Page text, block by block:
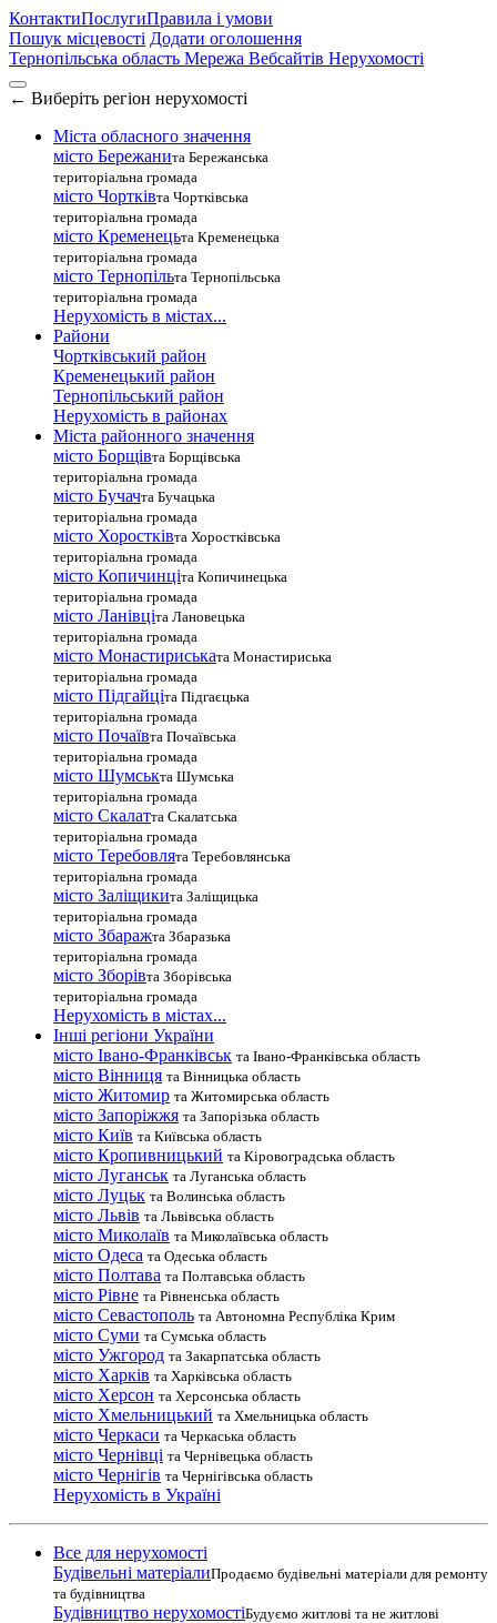
КонтактиПослугиПравила і умови
Пошук місцевості Додати оголошення
Тернопільська область Мережа Вебсайтів Нерухомості
← Виберіть регіон нерухомості
Міста обласного значення
місто Бережанита Бережанська
територіальна громада
місто Чортківта Чортківська
територіальна громада
місто Кременецьта Кременецька
територіальна громада
місто Тернопільта Тернопільська
територіальна громада
Нерухомість в містах...
Райони
Чортківський район
Кременецький район
Тернопільський район
Нерухомість в районах
Міста районного значення
місто Борщівта Борщівська
територіальна громада
місто Бучачта Бучацька
територіальна громада
місто Хоростківта Хоростківська
територіальна громада
місто Копичинціта Копичинецька
територіальна громада
місто Ланівціта Лановецька
територіальна громада
місто Монастириськата Монастириська
територіальна громада
місто Підгайціта Підгаєцька
територіальна громада
місто Почаївта Почаївська
територіальна громада
місто Шумськта Шумська
територіальна громада
місто Скалатта Скалатська
територіальна громада
місто Теребовлята Теребовлянська
територіальна громада
місто Залiщикита Заліщицька
територіальна громада
місто Збаражта Збаразька
територіальна громада
місто Зборівта Зборівська
територіальна громада
Нерухомість в містах...
Інші регіони України
місто Івано-Франківськ та Івано-Франківська область
місто Вінниця та Вінницька область
місто Житомир та Житомирська область
місто Запоріжжя та Запорізька область
місто Київ та Київська область
місто Кропивницький та Кіровоградська область
місто Луганськ та Луганська область
місто Луцьк та Волинська область
місто Львів та Львівська область
місто Миколаїв та Миколаївська область
місто Одеса та Одеська область
місто Полтава та Полтавська область
місто Рівне та Рівненська область
місто Севастополь та Автономна Республіка Крим
місто Суми та Сумська область
місто Ужгород та Закарпатська область
місто Харків та Харківська область
місто Херсон та Херсонська область
місто Хмельницький та Хмельницька область
місто Черкаси та Черкаська область
місто Чернівці та Чернівецька область
місто Чернігів та Чернігівська область
Нерухомість в Україні
Все для нерухомості
Будівельні матеріалиПродаємо будівельні матеріали для ремонту
та будівництва
Будівництво нерухомостіБудуємо житлові та не житлові